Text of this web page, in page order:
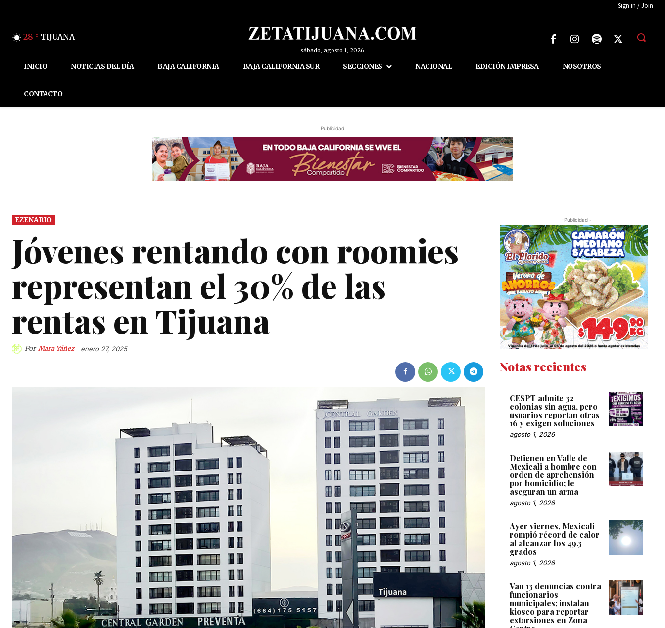
Sign in / Join
28 C TIJUANA
sábado, agosto 1, 2026
INICIO NOTICIAS DEL DÍA BAJA CALIFORNIA BAJA CALIFORNIA SUR SECCIONES NACIONAL EDICIÓN IMPRESA NOSOTROS
CONTACTO
Publicidad
EZENARIO
Jóvenes rentando con roomies
representan el 30% de las
rentas en Tijuana
Por Mara Yáñez enero 27, 2025
-Publicidad -
Notas recientes
CESPT admite 32
colonias sin agua, pero
usuarios reportan otras
16 y exigen soluciones
agosto 1, 2026
Detienen en Valle de
Mexicali a hombre con
orden de aprehensión
por homicidio; le
aseguran un arma
agosto 1, 2026
Ayer viernes, Mexicali
rompió récord de calor
al alcanzar los 49.3
grados
agosto 1, 2026
Van 13 denuncias contra
funcionarios
municipales; instalan
kiosco para reportar
extorsiones en Zona